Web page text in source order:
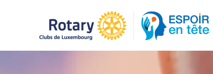
Accéder au contenu principal